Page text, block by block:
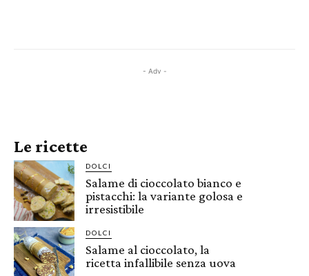
- Adv -
Le ricette
DOLCI
Salame di cioccolato bianco e
pistacchi: la variante golosa e
irresistibile
DOLCI
Salame al cioccolato, la
ricetta infallibile senza uova